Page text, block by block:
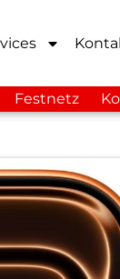
Festnetz